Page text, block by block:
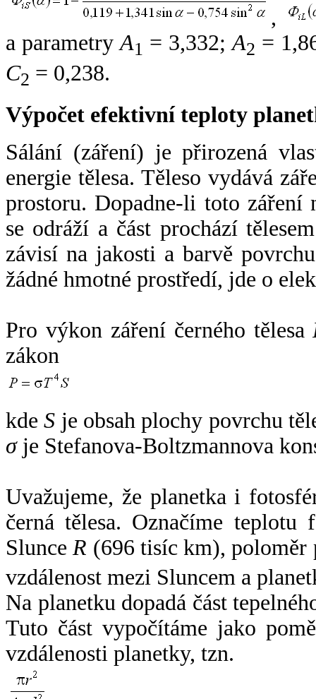
,
a parametryA1 = 3,332;A2 =
C2 = 0,238.
Výpočet efektivní teploty
Sálání (záření) je přirozená
energie tělesa. Těleso vydává
prostoru. Dopadne-li toto záření
se odráží a část prochází
závisí na jakosti a barvě
žádné hmotné prostředí, jde o
Pro výkon záření černého tělesa
zákon
kdeS je obsah plochy povrchu
σje Stefanova-Boltzmannova
Uvažujeme, že planetka i
černá tělesa. Označíme
SlunceR (696 tisíc km),
vzdálenost mezi Sluncem a
Na planetku dopadá část
Tuto část vypočítáme jako
vzdálenosti planetky, tzn.